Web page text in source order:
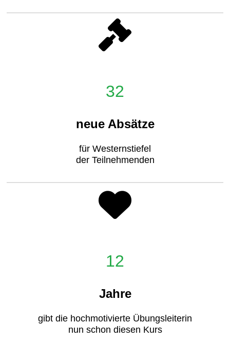
32
neue Absätze
für Westernstiefel
der Teilnehmenden
12
Jahre
gibt die hochmotivierte Übungsleiterin
nun schon diesen Kurs